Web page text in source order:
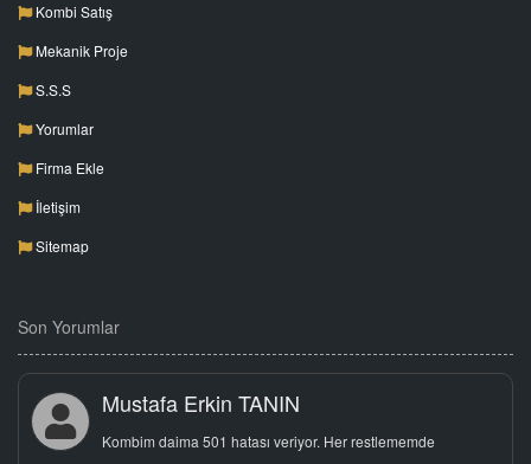
Kombi Satış
Mekanik Proje
S.S.S
Yorumlar
Firma Ekle
İletişim
Sitemap
Son Yorumlar
Mustafa Erkin TANIN
Kombim daima 501 hatası veriyor. Her restlememde